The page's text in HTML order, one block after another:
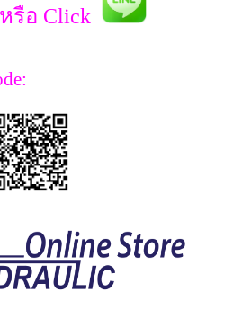
หรือ Click
de: